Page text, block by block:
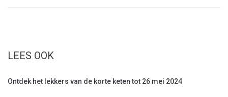
LEES OOK
Ontdek het lekkers van de korte keten tot 26 mei 2024